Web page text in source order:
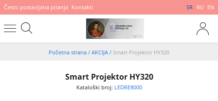
Često postavljana pitanja Kontakti SR RU EN
Početna strana / AKCIJA / Smart Projektor HY320
Smart Projektor HY320
Kataloški broj: LEDRE8000